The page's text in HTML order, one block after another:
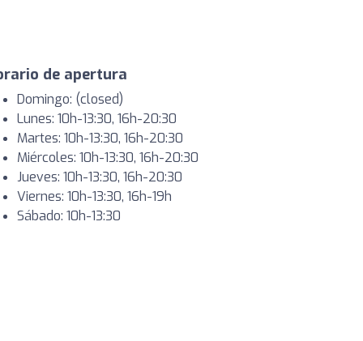
de apertura
Domingo: (closed)
Lunes: 10h-13:30, 16h-20:30
Martes: 10h-13:30, 16h-20:30
Miércoles: 10h-13:30, 16h-20:30
Jueves: 10h-13:30, 16h-20:30
Viernes: 10h-13:30, 16h-19h
Sábado: 10h-13:30